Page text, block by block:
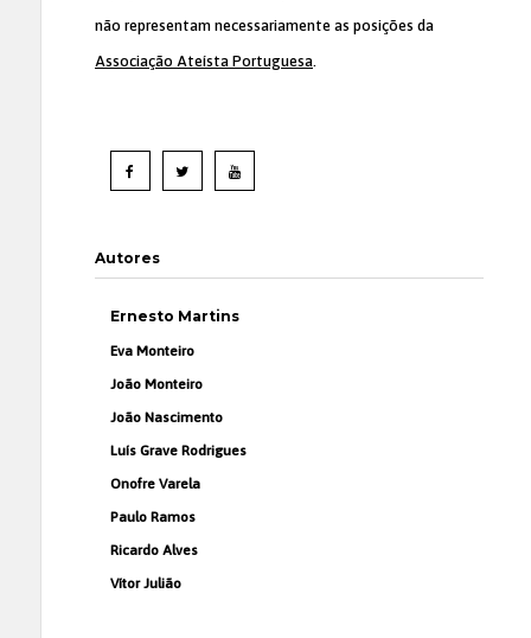
não representam necessariamente as posições da
Associação Ateísta Portuguesa.
Autores
Ernesto Martins
Eva Monteiro
João Monteiro
João Nascimento
Luís Grave Rodrigues
Onofre Varela
Paulo Ramos
Ricardo Alves
Vítor Julião